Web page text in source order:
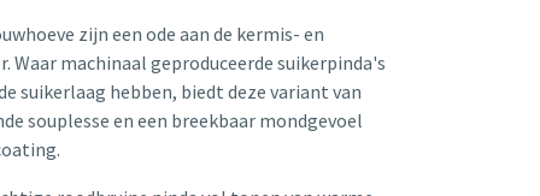
zijn een ode aan de kermis- en
Waar machinaal geproduceerde suikerpinda's
suikerlaag hebben, biedt deze variant van
souplesse en een breekbaar mondgevoel